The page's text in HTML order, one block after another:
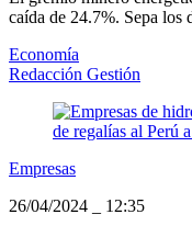
caída de 24.7%. Sepa los
Economía
Redacción Gestión
Empresas
26/04/2024
12:35